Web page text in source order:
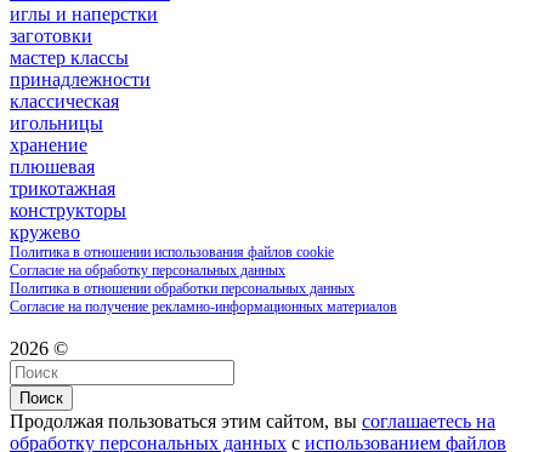
иглы и наперстки
заготовки
мастер классы
принадлежности
классическая
игольницы
хранение
плюшевая
трикотажная
конструкторы
кружево
Политика в отношении использования файлов cookie
Согласие на обработку персональных данных
Политика в отношении обработки персональных данных
Согласие на получение рекламно-информационных материалов
2026 ©
Поиск
Продолжая пользоваться этим сайтом, вы соглашаетесь на
обработку персональных данных с использованием файлов